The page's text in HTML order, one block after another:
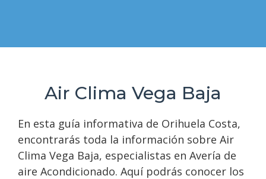
Air Clima Vega Baja
En esta guía informativa de Orihuela Costa,
encontrarás toda la información sobre Air
Clima Vega Baja, especialistas en Avería de
aire Acondicionado. Aquí podrás conocer los